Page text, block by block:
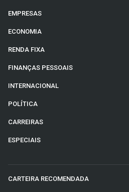
EMPRESAS
ECONOMIA
RENDA FIXA
FINANÇAS PESSOAIS
INTERNACIONAL
POLÍTICA
CARREIRAS
ESPECIAIS
CARTEIRA RECOMENDADA